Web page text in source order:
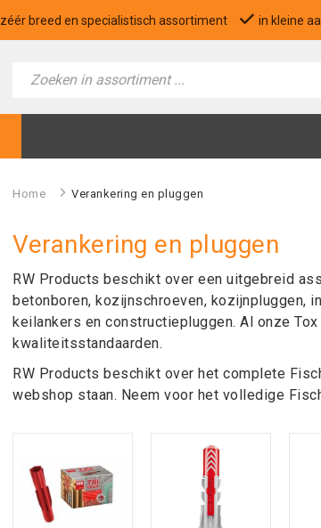
zéér breed en specialistisch assortiment in kleine
Home > Verankering en pluggen
Verankering en pluggen
RW Products beschikt over een uitgebreid
betonboren, kozijnschroeven, kozijnpluggen,
keilankers en constructiepluggen. Al onze
kwaliteitsstandaarden.
RW Products beschikt over het complete
webshop staan. Neem voor het volledige